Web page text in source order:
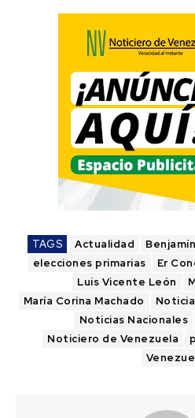
TAGS Actualidad
elecciones primarias
Er
Luis Vicente León
María Corina Machado
Noticias Nacionales
Noticiero de Venezuela